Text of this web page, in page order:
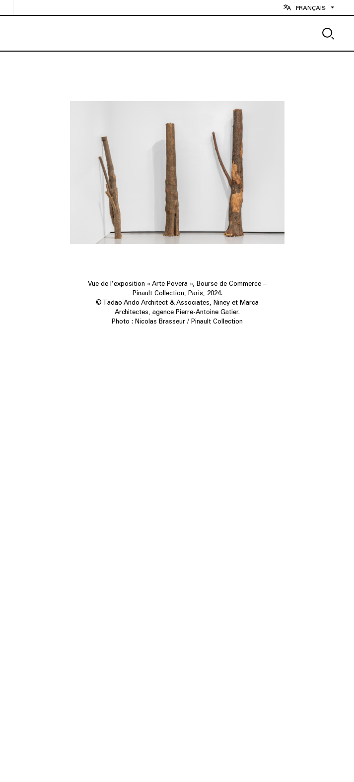
FRANÇAIS
Vue de l’exposition « Arte Povera », Bourse de Commerce –
Pinault Collection, Paris, 2024.
© Tadao Ando Architect & Associates, Niney et Marca
Architectes, agence Pierre-Antoine Gatier.
Photo : Nicolas Brasseur / Pinault Collection